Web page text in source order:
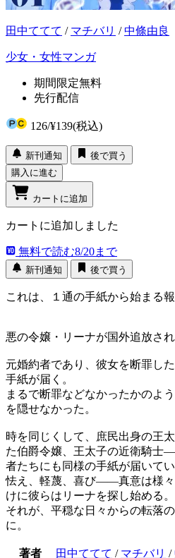
田中ててて / マチバリ /中條由良
少女・女性マンガ
期間限定無料
先行配信
126/¥139(税込)
新刊通知
後で買う
購入に進む
カートに追加
カートに追加しました
無料で読む8/20まで
新刊通知 後で買う
これは、１通の手紙から始まる報
悪の令嬢・リーナが国外追放さ
元婚約者であり、彼女を断罪し
手紙が届く。
まるで断罪などなかったかのよ
を隠せなかった。
時を同じくして、庶民出身の王
た伯爵令嬢、王太子の近衛騎士
者たちにも同様の手紙が届いてい
怯え、軽蔑、喜び――真意は様
けに彼らはリーナを探し始める。
それが、平穏な日々からの転落
に。
著者 田中ててて / マチバリ /